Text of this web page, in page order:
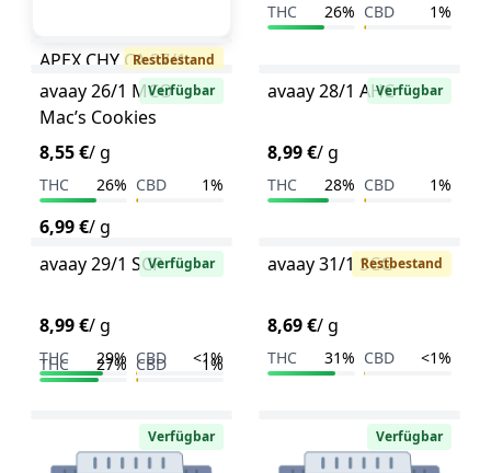
Restbestand
APEX CHY CA 27/1
6,99 €/ g
THC 27% CBD 1%
THC 26% CBD 1%
Verfügbar
avaay 26/1 MCO
Mac’s Cookies
8,55 €/ g
THC 26% CBD 1%
Verfügbar
avaay 28/1 AHC
8,99 €/ g
THC 28% CBD 1%
Verfügbar
avaay 29/1 SCP
8,99 €/ g
THC 29% CBD <1%
Restbestand
avaay 31/1 SCG
8,69 €/ g
THC 31% CBD <1%
Verfügbar Verfügbar